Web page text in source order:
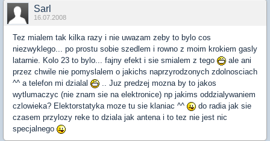
Sarl
16.07.2008
Tez mialem tak kilka razy i nie uwazam zeby to bylo cos
niezwyklego... po prostu sobie szedlem i rowno z moim krokiem gasly
latarnie. Kolo 23 to bylo... fajny efekt i sie smialem z tego
ale ani
przez chwile nie pomyslalem o jakichs naprzyrodzonych zdolnosciach
^^ a telefon mi dzialal
.. Juz predzej mozna by to jakos
wytlumaczyc (nie znam sie na elektronice) np jakims oddzialywaniem
czlowieka? Elektorstatyka moze tu sie klaniac ^^
do radia jak sie
czasem przylozy reke to dziala jak antena i to tez nie jest nic
specjalnego